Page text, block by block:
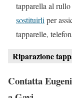
tapparella al
sostituirliper
tapparelle,
Riparazione
Contatta